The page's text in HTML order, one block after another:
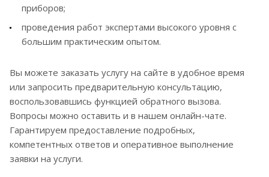
приборов;
проведения работ экспертами высокого уровня с
большим практическим опытом.
Вы можете заказать услугу на сайте в удобное время
или запросить предварительную консультацию,
воспользовавшись функцией обратного вызова.
Вопросы можно оставить и в нашем онлайн-чате.
Гарантируем предоставление подробных,
компетентных ответов и оперативное выполнение
заявки на услуги.